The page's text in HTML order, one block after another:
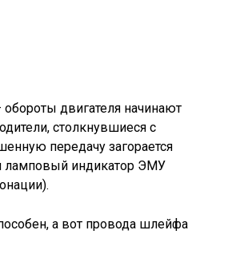
двигателя начинают
столкнувшиеся с
передачу загорается
ламповый индикатор ЭМУ
а вот провода шлейфа